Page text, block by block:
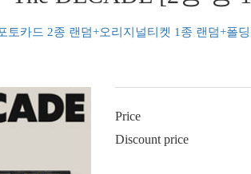
토카드 2종 랜덤+오리지널티켓 1종 랜덤+폴
Price
Discount price